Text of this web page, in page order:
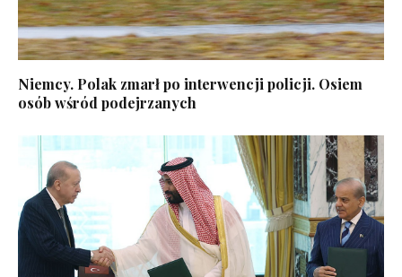
Niemcy. Polak zmarł po interwencji policji. Osiem
osób wśród podejrzanych